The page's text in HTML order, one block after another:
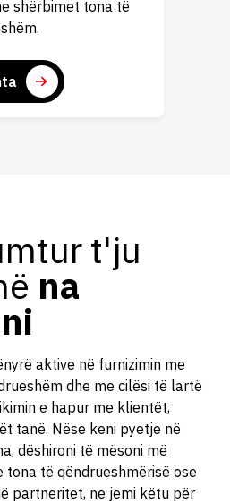
shërbimet tona të
t'ju
na
aktive në furnizimin me
dhe me cilësi të lartë
e hapur me klientët,
tanë. Nëse keni pyetje në
dëshironi të mësoni më
tona të qëndrueshmërisë ose
partneritet, ne jemi këtu për